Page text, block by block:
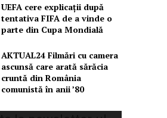
UEFA cere explicații după
tentativa FIFA de a vinde o
parte din Cupa Mondială
AKTUAL24 Filmări cu camera
ascunsă care arată sărăcia
cruntă din România
comunistă în anii ’80